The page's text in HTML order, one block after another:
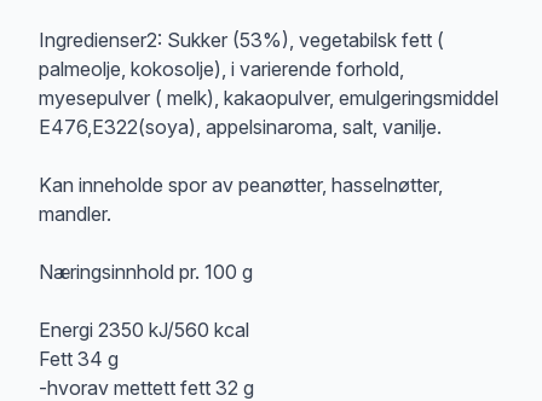
Ingredienser2: Sukker (53%), vegetabilsk fett (
palmeolje, kokosolje), i varierende forhold,
myesepulver ( melk), kakaopulver, emulgeringsmiddel
E476,E322(soya), appelsinaroma, salt, vanilje.
Kan inneholde spor av peanøtter, hasselnøtter,
mandler.
Næringsinnhold pr. 100 g
Energi 2350 kJ/560 kcal
Fett 34 g
-hvorav mettett fett 32 g